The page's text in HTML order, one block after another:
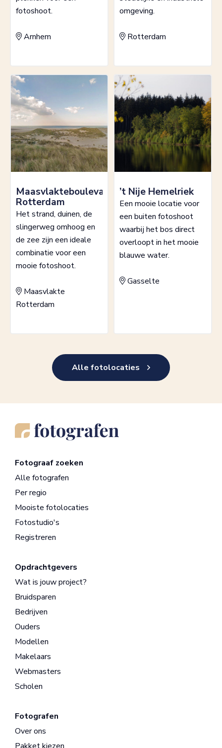
fotoshoot.
Arnhem
omgeving.
Rotterdam
Maasvlakteboulevard,
Rotterdam
Het strand, duinen, de
slingerweg omhoog en
de zee zijn een ideale
combinatie voor een
mooie fotoshoot.
Maasvlakte
Rotterdam
’t Nije Hemelriek
Een mooie locatie voor
een buiten fotoshoot
waarbij het bos direct
overloopt in het mooie
blauwe water.
Gasselte
Alle fotolocaties
Fotograaf zoeken
Alle fotografen
Per regio
Mooiste fotolocaties
Fotostudio's
Registreren
Opdrachtgevers
Wat is jouw project?
Bruidsparen
Bedrijven
Ouders
Modellen
Makelaars
Webmasters
Scholen
Fotografen
Over ons